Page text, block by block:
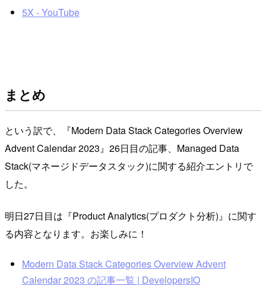
5X - YouTube
まとめ
という訳で、『Modern Data Stack Categories Overview
Advent Calendar 2023』26日目の記事、Managed Data
Stack(マネージドデータスタック)に関する紹介エントリで
した。
明日27日目は『Product Analytics(プロダクト分析)』に関す
る内容となります。お楽しみに！
Modern Data Stack Categories Overview Advent
Calendar 2023 の記事一覧 | DevelopersIO